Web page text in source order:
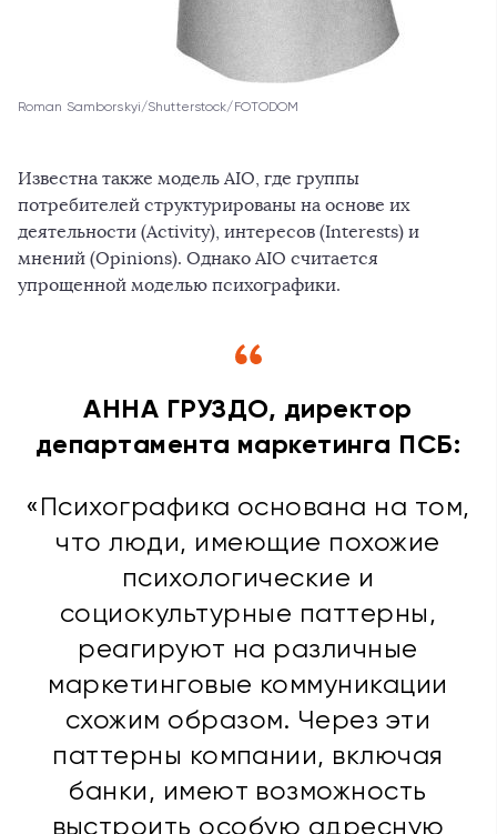
Roman Samborskyi/Shutterstock/FOTODOM
Известна также модель AIO, где группы
потребителей структурированы на основе их
деятельности (Activity), интересов (Interests) и
мнений (Opinions). Однако AIO считается
упрощенной моделью психографики.
АННА ГРУЗДО, директор
департамента маркетинга ПСБ:
«Психографика основана на том,
что люди, имеющие похожие
психологические и
социокультурные паттерны,
реагируют на различные
маркетинговые коммуникации
схожим образом. Через эти
паттерны компании, включая
банки, имеют возможность
выстроить особую адресную